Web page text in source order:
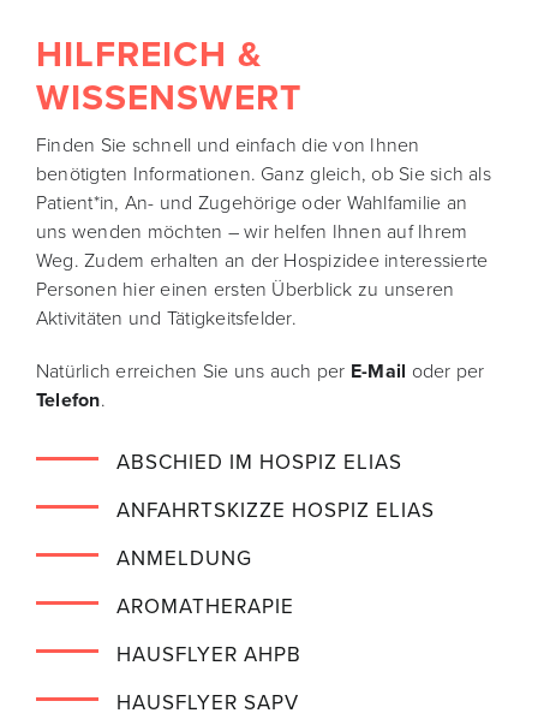
HILFREICH &
WISSENSWERT
Finden Sie schnell und einfach die von Ihnen
benötigten Informationen. Ganz gleich, ob Sie sich als
Patient*in, An- und Zugehörige oder Wahlfamilie an
uns wenden möchten – wir helfen Ihnen auf Ihrem
Weg. Zudem erhalten an der Hospizidee interessierte
Personen hier einen ersten Überblick zu unseren
Aktivitäten und Tätigkeitsfelder.
Natürlich erreichen Sie uns auch per E-Mail oder per
Telefon.
ABSCHIED IM HOSPIZ ELIAS
ANFAHRTSKIZZE HOSPIZ ELIAS
ANMELDUNG
AROMATHERAPIE
HAUSFLYER AHPB
HAUSFLYER SAPV